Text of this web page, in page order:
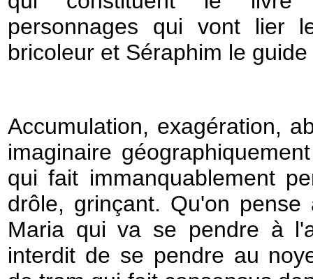
personnages qui vont lier
bricoleur et Séraphim le
Accumulation, exagération,
imaginaire
qui fait immanquablement
drôle, grinçant. Qu'on
Maria qui va se pendre à
interdit de se pendre au